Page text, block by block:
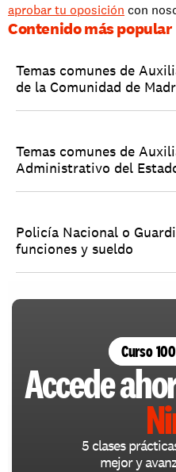
aprobar tu oposición con
Contenido más popular
Temas comunes de
de la Comunidad de
Temas comunes de
Administrativo del
Policía Nacional o
funciones y sueldo
Curso
Accede
5 clases
mejor y